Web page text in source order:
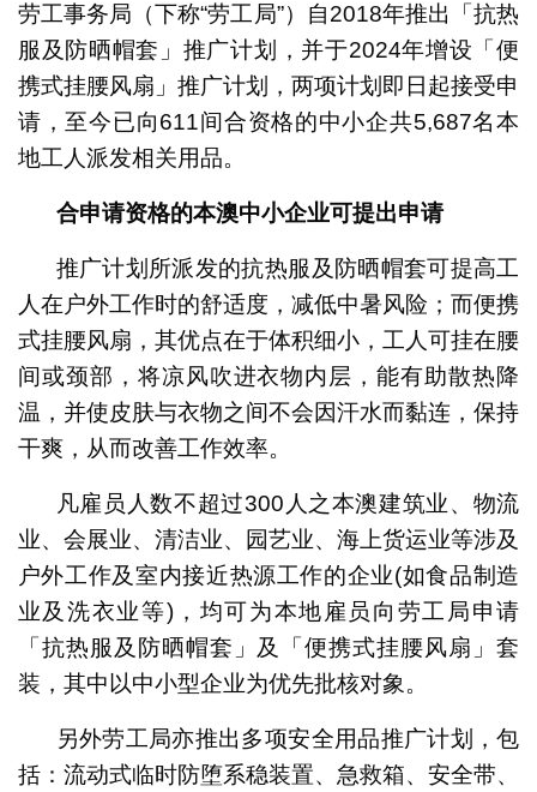
劳工事务局（下称“劳工局”）自2018年推出「抗热
服及防晒帽套」推广计划，并于2024年增设「便
携式挂腰风扇」推广计划，两项计划即日起接受申
请，至今已向611间合资格的中小企共5,687名本
地工人派发相关用品。
合申请资格的本澳中小企业可提出申请
推广计划所派发的抗热服及防晒帽套可提高工
人在户外工作时的舒适度，减低中暑风险；而便携
式挂腰风扇，其优点在于体积细小，工人可挂在腰
间或颈部，将凉风吹进衣物内层，能有助散热降
温，并使皮肤与衣物之间不会因汗水而黏连，保持
干爽，从而改善工作效率。
凡雇员人数不超过300人之本澳建筑业、物流
业、会展业、清洁业、园艺业、海上货运业等涉及
户外工作及室内接近热源工作的企业(如食品制造
业及洗衣业等)，均可为本地雇员向劳工局申请
「抗热服及防晒帽套」及「便携式挂腰风扇」套
装，其中以中小型企业为优先批核对象。
另外劳工局亦推出多项安全用品推广计划，包
括：流动式临时防堕系稳装置、急救箱、安全带、